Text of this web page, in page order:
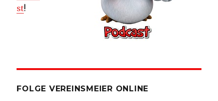
st!
FOLGE VEREINSMEIER ONLINE